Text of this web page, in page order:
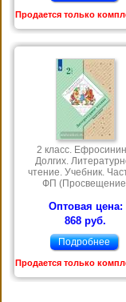
Продается только
2 класс.
Долгих.
чтение. Учебник.
ФП
Оптовая цена:
868 руб.
Подробнее
Продается только